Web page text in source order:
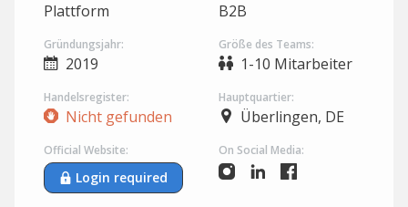
Plattform B2B
Gründungsjahr:
2019
Größe des Teams:
1-10 Mitarbeiter
Handelsregister:
Nicht gefunden
Hauptquartier:
Überlingen, DE
Official Website:
Login required
On Social Media: